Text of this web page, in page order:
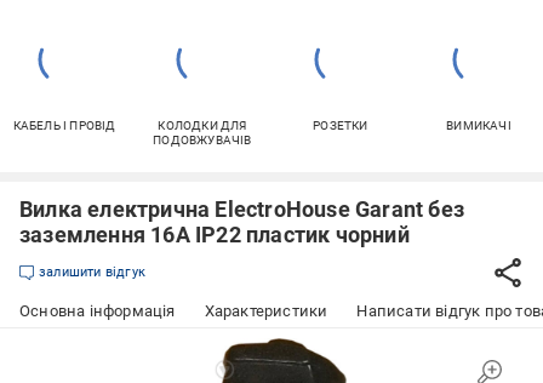
КАБЕЛЬ І ПРОВІД
КОЛОДКИ ДЛЯ
ПОДОВЖУВАЧІВ
РОЗЕТКИ ВИМИКАЧІ
Вилка електрична ElectroHouse Garant без
заземлення 16А IP22 пластик чорний
залишити відгук
Основна інформація Характеристики Написати відгук про